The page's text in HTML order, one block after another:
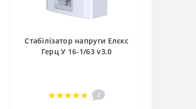
Стабілізатор напруги Елєкс
Герц У 16-1/63 v3.0
2